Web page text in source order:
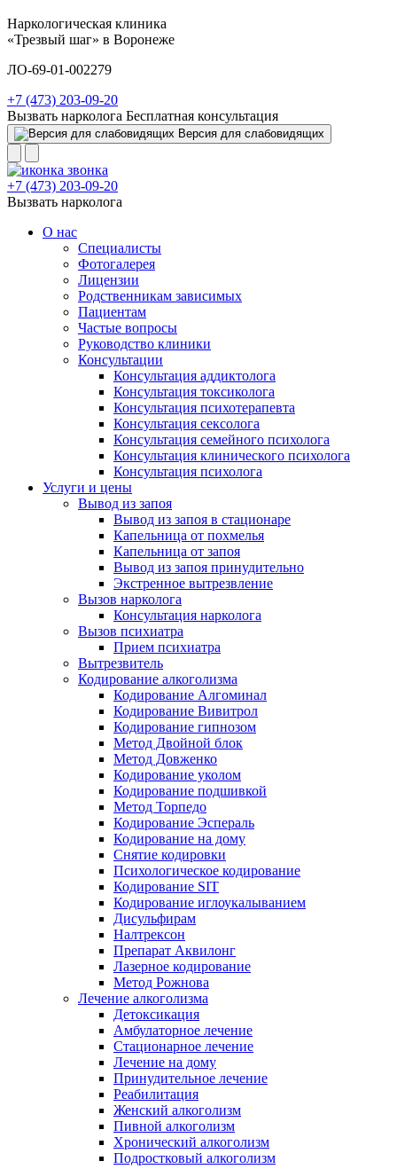
Наркологическая клиника
«Трезвый шаг» в Воронеже
ЛО-69-01-002279
+7 (473) 203-09-20
Вызвать нарколога Бесплатная консультация
Версия для слабовидящих
+7 (473) 203-09-20
Вызвать нарколога
О нас
Специалисты
Фотогалерея
Лицензии
Родственникам зависимых
Пациентам
Частые вопросы
Руководство клиники
Консультации
Консультация аддиктолога
Консультация токсиколога
Консультация психотерапевта
Консультация сексолога
Консультация семейного психолога
Консультация клинического психолога
Консультация психолога
Услуги и цены
Вывод из запоя
Вывод из запоя в стационаре
Капельница от похмелья
Капельница от запоя
Вывод из запоя принудительно
Экстренное вытрезвление
Вызов нарколога
Консультация нарколога
Вызов психиатра
Прием психиатра
Вытрезвитель
Кодирование алкоголизма
Кодирование Алгоминал
Кодирование Вивитрол
Кодирование гипнозом
Метод Двойной блок
Метод Довженко
Кодирование уколом
Кодирование подшивкой
Метод Торпедо
Кодирование Эспераль
Кодирование на дому
Снятие кодировки
Психологическое кодирование
Кодирование SIT
Кодирование иглоукалыванием
Дисульфирам
Налтрексон
Препарат Аквилонг
Лазерное кодирование
Метод Рожнова
Лечение алкоголизма
Детоксикация
Амбулаторное лечение
Стационарное лечение
Лечение на дому
Принудительное лечение
Реабилитация
Женский алкоголизм
Пивной алкоголизм
Хронический алкоголизм
Подростковый алкоголизм